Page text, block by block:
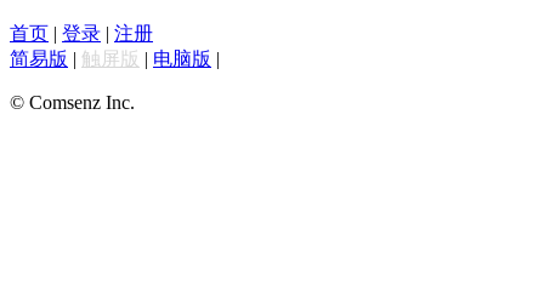
首页 | 登录 | 注册
简易版 | 触屏版 | 电脑版 |
© Comsenz Inc.